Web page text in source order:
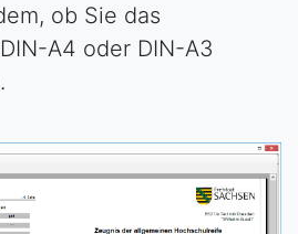
ob Sie das
A4 oder DIN-A3